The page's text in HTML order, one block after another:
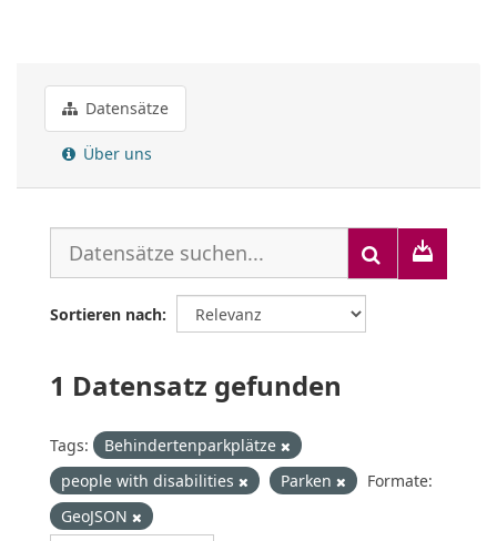
Datensätze
Über uns
Sortieren nach
1 Datensatz gefunden
Tags:
Behindertenparkplätze
people with disabilities
Parken
Formate:
GeoJSON